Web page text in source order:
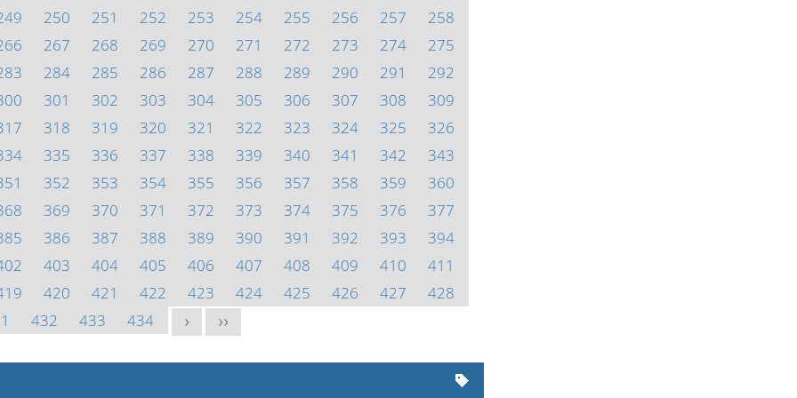
250 251 252 253 254 255 256 257
258
267 268 269 270 271 272 273 274
275
284 285 286 287 288 289 290 291
292
301 302 303 304 305 306 307 308
309
318 319 320 321 322 323 324 325
326
335 336 337 338 339 340 341 342
343
352 353 354 355 356 357 358 359
360
369 370 371 372 373 374 375 376
377
386 387 388 389 390 391 392 393
394
403 404 405 406 407 408 409 410
411
420 421 422 423 424 425 426 427
428
432 433 434 > >>